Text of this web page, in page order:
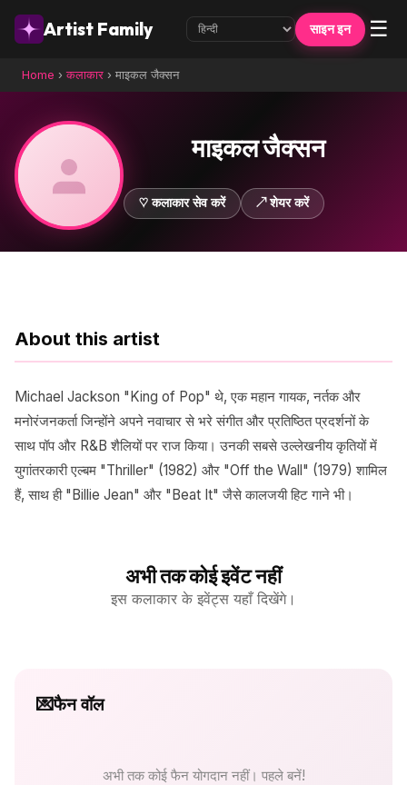
Artist Family साइन इन ☰
Home ›कलाकार › माइकल जैक्सन
माइकल जैक्सन
♡ कलाकार सेव करें ↗ शेयर करें
About this artist
Michael Jackson "King of Pop" थे, एक महान गायक, नर्तक और
मनोरंजनकर्ता जिन्होंने अपने नवाचार से भरे संगीत और प्रतिष्ठित प्रदर्शनों के
साथ पॉप और R&B शैलियों पर राज किया। उनकी सबसे उल्लेखनीय कृतियों में
युगांतरकारी एल्बम "Thriller" (1982) और "Off the Wall" (1979) शामिल
हैं, साथ ही "Billie Jean" और "Beat It" जैसे कालजयी हिट गाने भी।
अभी तक कोई इवेंट नहीं
इस कलाकार के इवेंट्स यहाँ दिखेंगे।
💌फैन वॉल
अभी तक कोई फैन योगदान नहीं। पहले बनें!